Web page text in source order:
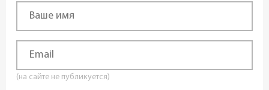
Без покрытия
Цвет:
(на сайте не публикуется)